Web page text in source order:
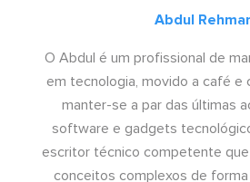
Abdul
O Abdul é um profissional de
em tecnologia, movido a café e
manter-se a par das últimas
software e gadgets
escritor técnico competente
conceitos complexos de forma